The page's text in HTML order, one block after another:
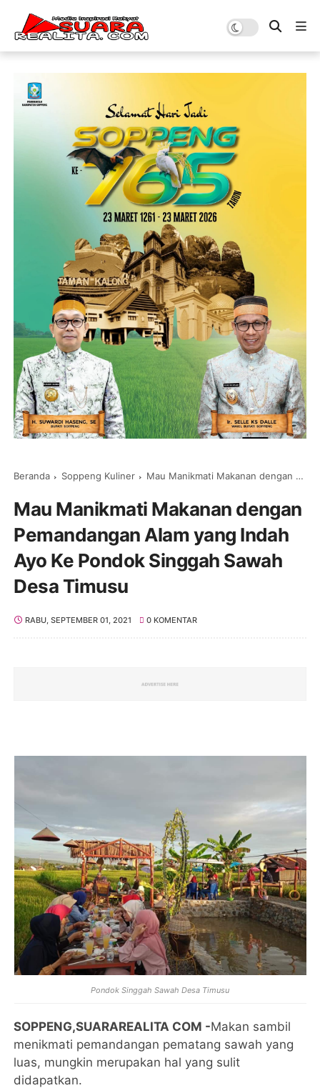
Beranda Soppeng Kuliner Mau Manikmati Makanan dengan Pemandangan Alam yang Indah Ayo Ke Pondok Singgah Sawah Desa Timusu
Mau Manikmati Makanan dengan
Pemandangan Alam yang Indah
Ayo Ke Pondok Singgah Sawah
Desa Timusu
RABU, SEPTEMBER 01, 2021 0 KOMENTAR
Pondok Singgah Sawah Desa Timusu
SOPPENG,SUARAREALITA COM -Makan sambil
menikmati pemandangan pematang sawah yang
luas, mungkin merupakan hal yang sulit
didapatkan.